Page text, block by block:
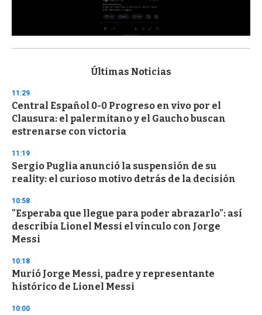
s
d
s
o
f
3
s
e
c
o
d
s
Últimas Noticias
11:29
Central Español 0-0 Progreso en vivo por el
Clausura: el palermitano y el Gaucho buscan
estrenarse con victoria
11:19
Sergio Puglia anunció la suspensión de su
reality: el curioso motivo detrás de la decisión
10:58
"Esperaba que llegue para poder abrazarlo": así
describía Lionel Messi el vínculo con Jorge
Messi
10:18
Murió Jorge Messi, padre y representante
histórico de Lionel Messi
10:00